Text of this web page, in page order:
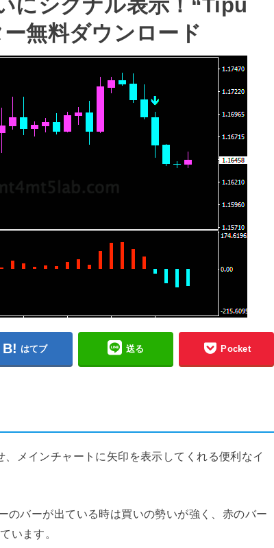
にシグナル表示！“Tipu
無料ダウンロード
はてブ 送る Pocket
メインチャートに矢印を表示してくれる便利なイ
のバーが出ている時は買いの勢いが強く、赤のバー
います。